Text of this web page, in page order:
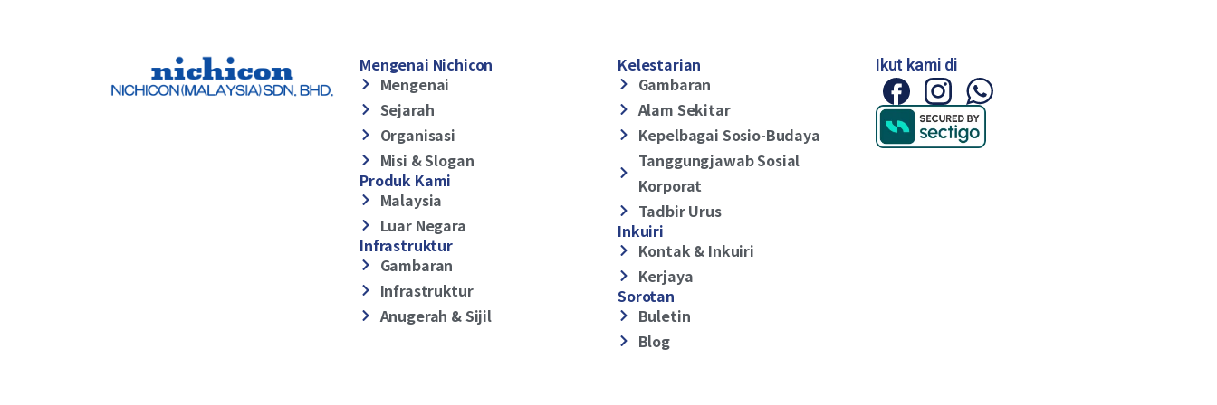
Mengenai Nichicon
Mengenai
Sejarah
Organisasi
Misi & Slogan
Produk Kami
Malaysia
Luar Negara
Infrastruktur
Gambaran
Infrastruktur
Anugerah & Sijil
Kelestarian
Gambaran
Alam Sekitar
Kepelbagai Sosio-Budaya
Tanggungjawab Sosial
Korporat
Tadbir Urus
Inkuiri
Kontak & Inkuiri
Kerjaya
Sorotan
Buletin
Blog
Ikut kami di